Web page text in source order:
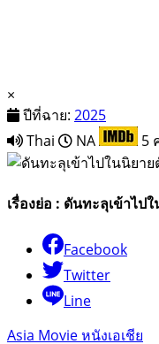
×
ปีที่ฉาย: 2025
Thai
NA 5
เรื่องย่อ : ดันทะลุเข้าไป
Facebook
Twitter
Line
Asia Movie หนังเอเชีย